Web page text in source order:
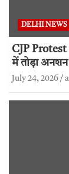
DELHI NEWS
CJP Protest
में तोड़ा अनशन
July 24, 2026